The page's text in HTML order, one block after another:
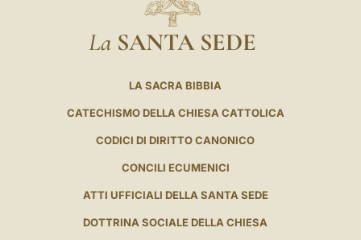
La SANTA SEDE
LA SACRA BIBBIA
CATECHISMO DELLA CHIESA CATTOLICA
CODICI DI DIRITTO CANONICO
CONCILI ECUMENICI
ATTI UFFICIALI DELLA SANTA SEDE
DOTTRINA SOCIALE DELLA CHIESA